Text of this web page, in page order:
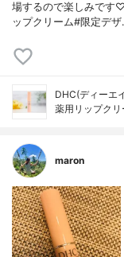
場するので楽しみです
ップクリーム#限定デ
DHC(ディーエ
薬用リップクリ
maron